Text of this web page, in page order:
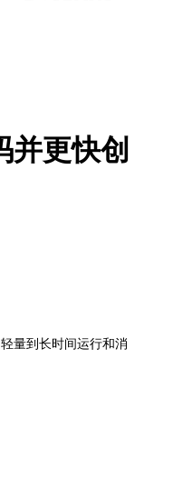
并更快创
量到长时间运行和消